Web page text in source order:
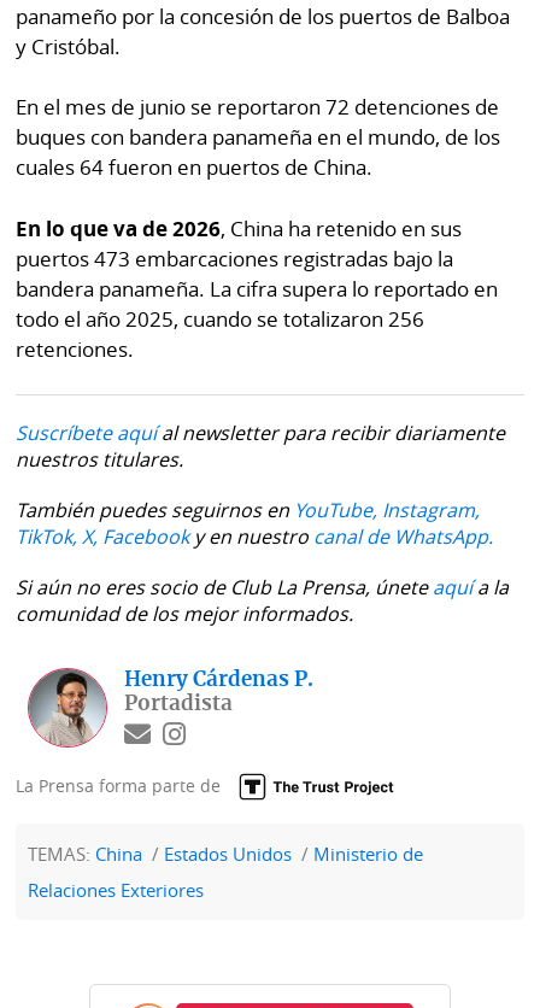
panameño por la concesión de los puertos de Balboa
y Cristóbal.
En el mes de junio se reportaron 72 detenciones de
buques con bandera panameña en el mundo, de los
cuales 64 fueron en puertos de China.
En lo que va de 2026, China ha retenido en sus
puertos 473 embarcaciones registradas bajo la
bandera panameña. La cifra supera lo reportado en
todo el año 2025, cuando se totalizaron 256
retenciones.
Suscríbete aquíal newsletter para recibir diariamente
nuestros titulares.
También puedes seguirnos en YouTube, Instagram,
TikTok, X, Facebooky en nuestro canal de WhatsApp.
Si aún no eres socio de Club La Prensa, úneteaquía la
comunidad de los mejor informados.
Henry Cárdenas P.
Portadista
La Prensa forma parte de
TEMAS: China Estados Unidos
Ministerio de
Relaciones Exteriores